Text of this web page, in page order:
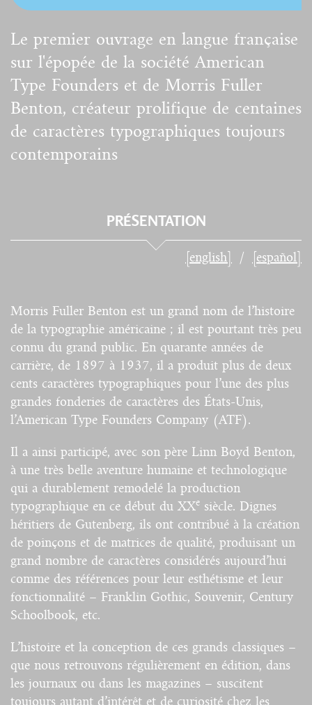
Le premier ouvrage en langue française
sur l'épopée de la société American
Type Founders et de Morris Fuller
Benton, créateur prolifique de centaines
de caractères typographiques toujours
contemporains
PRÉSENTATION
[english] [español]
Morris Fuller Benton est un grand nom de l’histoire
de la typographie américaine ; il est pourtant très peu
connu du grand public. En quarante années de
carrière, de 1897 à 1937, il a produit plus de deux
cents caractères typographiques pour l’une des plus
grandes fonderies de caractères des États-Unis,
l’American Type Founders Company (ATF).
Il a ainsi participé, avec son père Linn Boyd Benton,
à une très belle aventure humaine et technologique
qui a durablement remodelé la production
typographique en ce début du XXe siècle. Dignes
héritiers de Gutenberg, ils ont contribué à la création
de poinçons et de matrices de qualité, produisant un
grand nombre de caractères considérés aujourd’hui
comme des références pour leur esthétisme et leur
fonctionnalité – Franklin Gothic, Souvenir, Century
Schoolbook, etc.
L’histoire et la conception de ces grands classiques –
que nous retrouvons régulièrement en édition, dans
les journaux ou dans les magazines – suscitent
toujours autant d’intérêt et de curiosité chez les